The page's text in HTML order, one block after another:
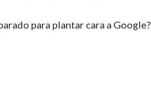
para plantar cara a Google?